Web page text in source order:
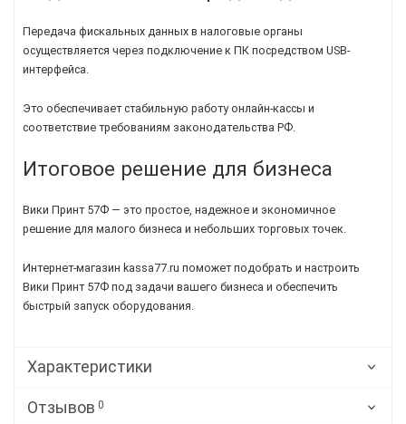
Передача фискальных данных в налоговые органы
осуществляется через подключение к ПК посредством USB-
интерфейса.
Это обеспечивает стабильную работу онлайн-кассы и
соответствие требованиям законодательства РФ.
Итоговое решение для бизнеса
Вики Принт 57Ф — это простое, надежное и экономичное
решение для малого бизнеса и небольших торговых точек.
Интернет-магазин kassa77.ru поможет подобрать и настроить
Вики Принт 57Ф под задачи вашего бизнеса и обеспечить
быстрый запуск оборудования.
Характеристики
Отзывов 0